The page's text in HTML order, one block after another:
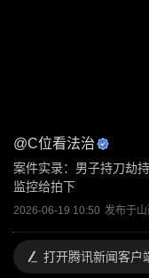
@C位看法治
案件实录：男子持刀劫
监控给拍下
2026-06-19 10:50 发布于
打开腾讯新闻客户